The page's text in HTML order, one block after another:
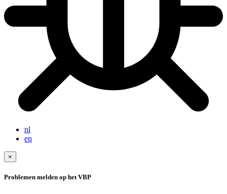
nl
en
×
Problemen melden op het VBP